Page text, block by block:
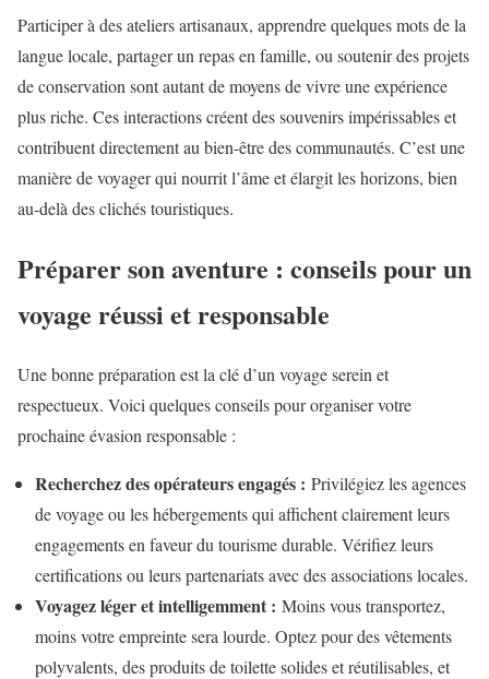
Participer à des ateliers artisanaux, apprendre quelques mots de la
langue locale, partager un repas en famille, ou soutenir des projets
de conservation sont autant de moyens de vivre une expérience
plus riche. Ces interactions créent des souvenirs impérissables et
contribuent directement au bien-être des communautés. C’est une
manière de voyager qui nourrit l’âme et élargit les horizons, bien
au-delà des clichés touristiques.
Préparer son aventure : conseils pour un
voyage réussi et responsable
Une bonne préparation est la clé d’un voyage serein et
respectueux. Voici quelques conseils pour organiser votre
prochaine évasion responsable :
Recherchez des opérateurs engagés : Privilégiez les agences
de voyage ou les hébergements qui affichent clairement leurs
engagements en faveur du tourisme durable. Vérifiez leurs
certifications ou leurs partenariats avec des associations locales.
Voyagez léger et intelligemment : Moins vous transportez,
moins votre empreinte sera lourde. Optez pour des vêtements
polyvalents, des produits de toilette solides et réutilisables, et